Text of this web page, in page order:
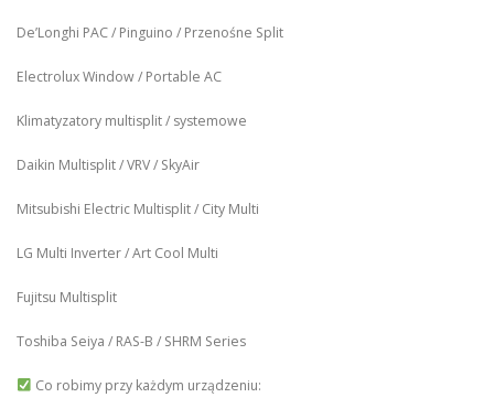
De’Longhi PAC / Pinguino / Przenośne Split
Electrolux Window / Portable AC
Klimatyzatory multisplit / systemowe
Daikin Multisplit / VRV / SkyAir
Mitsubishi Electric Multisplit / City Multi
LG Multi Inverter / Art Cool Multi
Fujitsu Multisplit
Toshiba Seiya / RAS-B / SHRM Series
Co robimy przy każdym urządzeniu: